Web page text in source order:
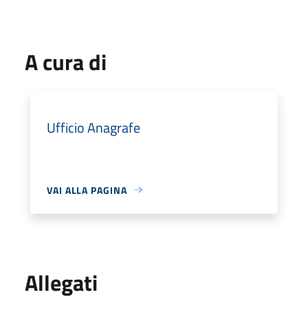
A cura di
Ufficio Anagrafe
VAI ALLA PAGINA
Allegati